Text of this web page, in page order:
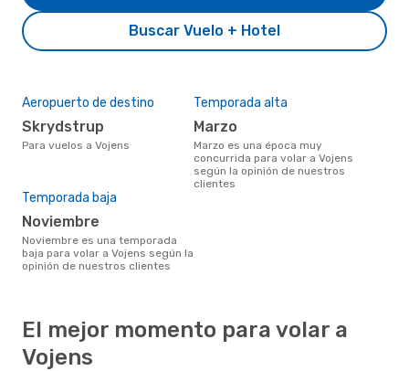
Buscar Vuelo + Hotel
Aeropuerto de destino
Skrydstrup
Para vuelos a Vojens
Temporada alta
marzo
marzo es una época muy
concurrida para volar a Vojens
según la opinión de nuestros
clientes
Temporada baja
noviembre
noviembre es una temporada
baja para volar a Vojens según la
opinión de nuestros clientes
El mejor momento para volar a
Vojens